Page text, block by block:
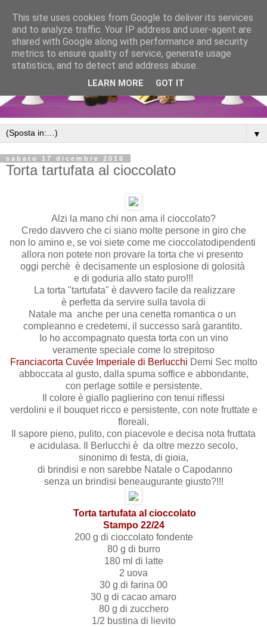
▼
sabato 17 dicembre 2016
Torta tartufata al cioccolato
Alzi la mano chi non ama il cioccolato?
Credo davvero che ci siano molte persone in giro che
non lo amino e, se voi siete come me cioccolatodipendenti
allora non potete non provare la torta che vi presento
oggi perchè è decisamente un esplosione di golosità
e di goduria allo stato puro!!!
La torta "tartufata" è davvero facile da realizzare
è perfetta da servire sulla tavola di
Natale ma anche per una cenetta romantica o un
compleanno e credetemi, il successo sarà garantito.
Io ho accompagnato questa torta con un vino
veramente speciale come lo strepitoso
Franciacorta Cuvée Imperiale di Berlucchi Demi Sec molto
abboccata al gusto, dalla spuma soffice e abbondante,
con perlage sottile e persistente.
Il colore è giallo paglierino con tenui riflessi
verdolini e il bouquet ricco e persistente, con note fruttate e
floreali.
Il sapore pieno, pulito, con piacevole e decisa nota fruttata
e acidulasa. Il Berlucchi è da oltre mezzo secolo,
sinonimo di festa, di gioia,
di brindisi e non sarebbe Natale o Capodanno
senza un brindisi beneaugurante giusto?!!!
Torta tartufata al cioccolato
Stampo 22/24
200 g di cioccolato fondente
80 g di burro
180 ml di latte
2 uova
30 g di farina 00
30 g di cacao amaro
80 g di zucchero
1/2 bustina di lievito
This site uses cookies from Google to deliver its services
and to analyze traffic. Your IP address and user-agent are
shared with Google along with performance and security
metrics to ensure quality of service, generate usage
statistics, and to detect and address abuse.
LEARN MORE GOT IT